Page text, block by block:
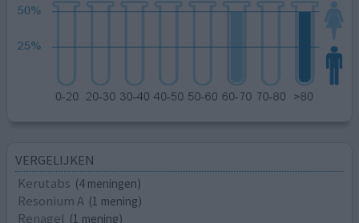
VERGELIJKEN
Kerutabs (4 meningen)
Resonium A (1 mening)
Renagel (1 mening)